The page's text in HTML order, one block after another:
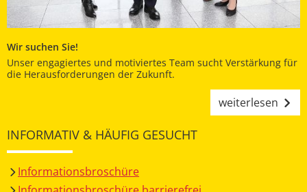
Wir suchen Sie!
Unser engagiertes und motiviertes Team sucht Verstärkung für
die Herausforderungen der Zukunft.
weiterlesen
INFORMATIV & HÄUFIG GESUCHT
Informationsbroschüre